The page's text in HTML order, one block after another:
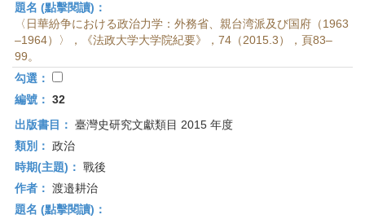
題名 (點擊閱讀)：
〈日華紛争における政治力学：外務省、親台湾派及び国府（1963
–1964）〉，《法政大学大学院紀要》，74（2015.3），頁83–
99。
勾選：
編號： 32
出版書目： 臺灣史研究文獻類目 2015 年度
類別： 政治
時期(主題)： 戰後
作者： 渡邉耕治
題名 (點擊閱讀)：